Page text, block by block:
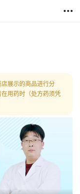
展示的商品进行分
用药时（处方药须凭